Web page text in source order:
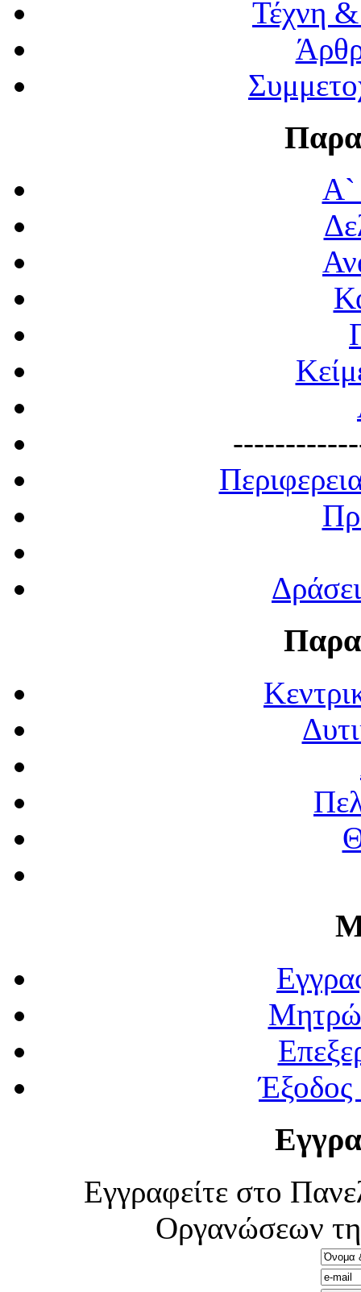
Τέχνη
Α`
Εγγραφείτε στο
Οργανώσεων